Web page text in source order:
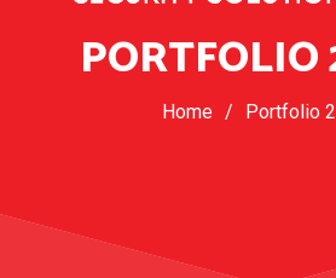
PORTFOLIO
Home / Portfolio